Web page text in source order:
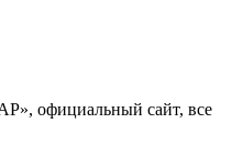
официальный сайт, все